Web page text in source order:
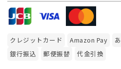
クレジットカード Amazon Pay
銀行振込
郵便振替 代金引換